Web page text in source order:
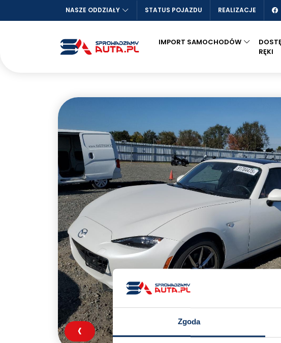
Zgoda
NASZE ODDZIAŁY STATUS POJAZDU REALIZACJE
IMPORT SAMOCHODÓW
RĘKI
‹